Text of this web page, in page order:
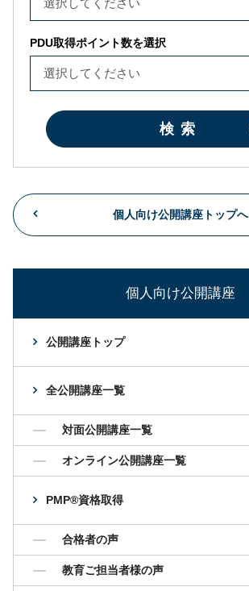
PDU取得ポイント数を選択
検索
個人向け公開講座トップへ
個人向け公開講座
公開講座トップ
全公開講座一覧
対面公開講座一覧
オンライン公開講座一覧
PMP®資格取得
合格者の声
教育ご担当者様の声